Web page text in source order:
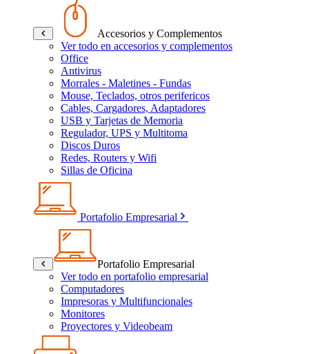
Accesorios y Complementos
Ver todo en accesorios y complementos
Office
Antivirus
Morrales - Maletines - Fundas
Mouse, Teclados, otros perifericos
Cables, Cargadores, Adaptadores
USB y Tarjetas de Memoria
Regulador, UPS y Multitoma
Discos Duros
Redes, Routers y Wifi
Sillas de Oficina
Portafolio Empresarial
Portafolio Empresarial
Ver todo en portafolio empresarial
Computadores
Impresoras y Multifuncionales
Monitores
Proyectores y Videobeam